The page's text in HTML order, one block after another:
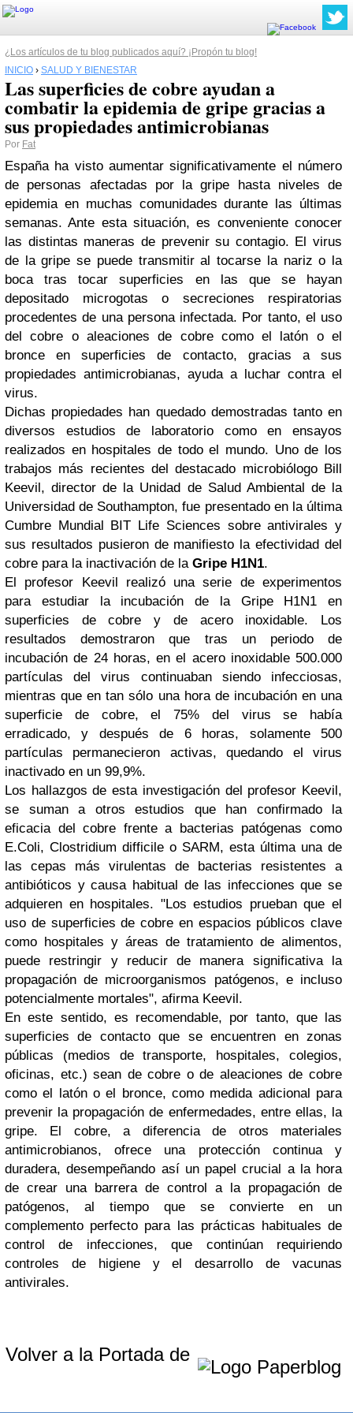
¿Los artículos de tu blog publicados aquí? ¡Propón tu blog!
INICIO › SALUD Y BIENESTAR
Las superficies de cobre ayudan a
combatir la epidemia de gripe gracias a
sus propiedades antimicrobianas
Por Fat
España ha visto aumentar significativamente el número
de personas afectadas por la gripe hasta niveles de
epidemia en muchas comunidades durante las últimas
semanas. Ante esta situación, es conveniente conocer
las distintas maneras de prevenir su contagio. El virus
de la gripe se puede transmitir al tocarse la nariz o la
boca tras tocar superficies en las que se hayan
depositado microgotas o secreciones respiratorias
procedentes de una persona infectada. Por tanto, el uso
del cobre o aleaciones de cobre como el latón o el
bronce en superficies de contacto, gracias a sus
propiedades antimicrobianas, ayuda a luchar contra el
virus.
Dichas propiedades han quedado demostradas tanto en
diversos estudios de laboratorio como en ensayos
realizados en hospitales de todo el mundo. Uno de los
trabajos más recientes del destacado microbiólogo Bill
Keevil, director de la Unidad de Salud Ambiental de la
Universidad de Southampton, fue presentado en la última
Cumbre Mundial BIT Life Sciences sobre antivirales y
sus resultados pusieron de manifiesto la efectividad del
cobre para la inactivación de la Gripe H1N1.
El profesor Keevil realizó una serie de experimentos
para estudiar la incubación de la Gripe H1N1 en
superficies de cobre y de acero inoxidable. Los
resultados demostraron que tras un periodo de
incubación de 24 horas, en el acero inoxidable 500.000
partículas del virus continuaban siendo infecciosas,
mientras que en tan sólo una hora de incubación en una
superficie de cobre, el 75% del virus se había
erradicado, y después de 6 horas, solamente 500
partículas permanecieron activas, quedando el virus
inactivado en un 99,9%.
Los hallazgos de esta investigación del profesor Keevil,
se suman a otros estudios que han confirmado la
eficacia del cobre frente a bacterias patógenas como
E.Coli, Clostridium difficile o SARM, esta última una de
las cepas más virulentas de bacterias resistentes a
antibióticos y causa habitual de las infecciones que se
adquieren en hospitales. "Los estudios prueban que el
uso de superficies de cobre en espacios públicos clave
como hospitales y áreas de tratamiento de alimentos,
puede restringir y reducir de manera significativa la
propagación de microorganismos patógenos, e incluso
potencialmente mortales", afirma Keevil.
En este sentido, es recomendable, por tanto, que las
superficies de contacto que se encuentren en zonas
públicas (medios de transporte, hospitales, colegios,
oficinas, etc.) sean de cobre o de aleaciones de cobre
como el latón o el bronce, como medida adicional para
prevenir la propagación de enfermedades, entre ellas, la
gripe. El cobre, a diferencia de otros materiales
antimicrobianos, ofrece una protección continua y
duradera, desempeñando así un papel crucial a la hora
de crear una barrera de control a la propagación de
patógenos, al tiempo que se convierte en un
complemento perfecto para las prácticas habituales de
control de infecciones, que continúan requiriendo
controles de higiene y el desarrollo de vacunas
antivirales.
Volver a la Portada de